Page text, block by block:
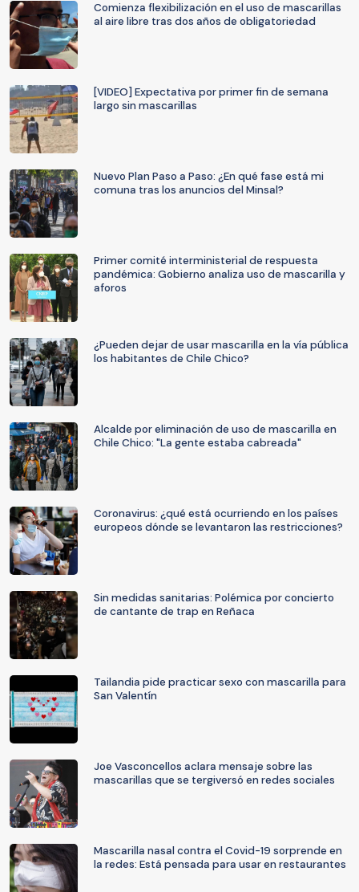
Comienza flexibilización en el uso de mascarillas
al aire libre tras dos años de obligatoriedad
[VIDEO] Expectativa por primer fin de semana
largo sin mascarillas
Nuevo Plan Paso a Paso: ¿En qué fase está mi
comuna tras los anuncios del Minsal?
Primer comité interministerial de respuesta
pandémica: Gobierno analiza uso de mascarilla y
aforos
¿Pueden dejar de usar mascarilla en la vía pública
los habitantes de Chile Chico?
Alcalde por eliminación de uso de mascarilla en
Chile Chico: "La gente estaba cabreada"
Coronavirus: ¿qué está ocurriendo en los países
europeos dónde se levantaron las restricciones?
Sin medidas sanitarias: Polémica por concierto
de cantante de trap en Reñaca
Tailandia pide practicar sexo con mascarilla para
San Valentín
Joe Vasconcellos aclara mensaje sobre las
mascarillas que se tergiversó en redes sociales
Mascarilla nasal contra el Covid-19 sorprende en
la redes: Está pensada para usar en restaurantes